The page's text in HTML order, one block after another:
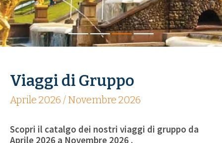
Viaggi di Gruppo
Aprile 2026 / Novembre 2026
Scopri il catalgo dei nostri viaggi di gruppo da
Aprile 2026 a Novembre 2026 .